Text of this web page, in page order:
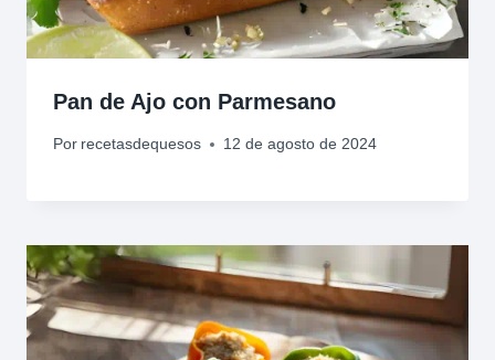
Pan de Ajo con Parmesano
Por recetasdequesos 12 de agosto de 2024